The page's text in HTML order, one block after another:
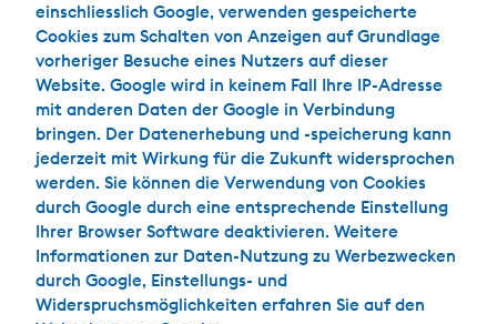
einschliesslich Google, verwenden gespeicherte
Cookies zum Schalten von Anzeigen auf Grundlage
vorheriger Besuche eines Nutzers auf dieser
Website. Google wird in keinem Fall Ihre IP-Adresse
mit anderen Daten der Google in Verbindung
bringen. Der Datenerhebung und -speicherung kann
jederzeit mit Wirkung für die Zukunft widersprochen
werden. Sie können die Verwendung von Cookies
durch Google durch eine entsprechende Einstellung
Ihrer Browser Software deaktivieren. Weitere
Informationen zur Daten-Nutzung zu Werbezwecken
durch Google, Einstellungs- und
Widerspruchsmöglichkeiten erfahren Sie auf den